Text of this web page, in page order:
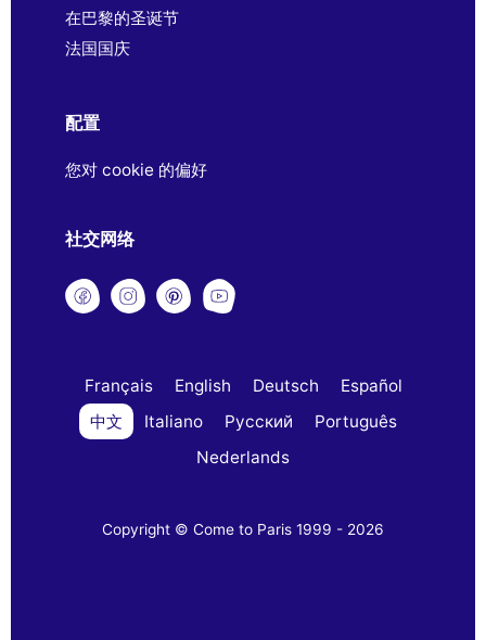
在巴黎的圣诞节
法国国庆
配置
您对 cookie 的偏好
社交网络
Français English Deutsch
Español
中文
Italiano Русский
Português
Nederlands
Copyright © Come to Paris 1999 - 2026